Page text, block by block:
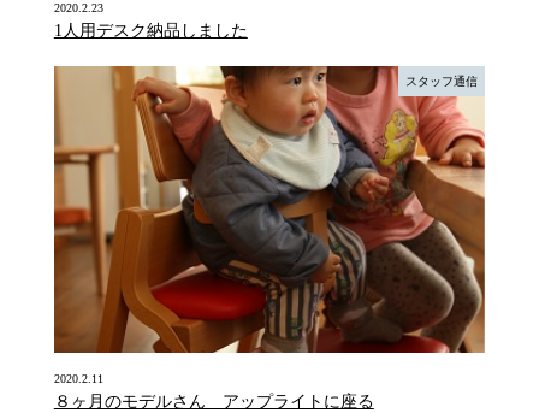
2020.2.23
1人用デスク納品しました
スタッフ通信
2020.2.11
８ヶ月のモデルさん アップライトに座る